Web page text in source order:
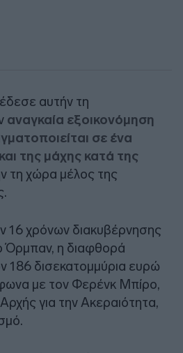
αυτήν τη
αναγκαία εξοικονόμηση
σε ένα
της μάχης κατά της
τη χώρα μέλος της
16 χρόνων διακυβέρνησης
Όρμπαν, η διαφθορά
186 δισεκατομμύρια ευρώ
με τον Φερένκ Μπίρο,
για την Ακεραιότητα,